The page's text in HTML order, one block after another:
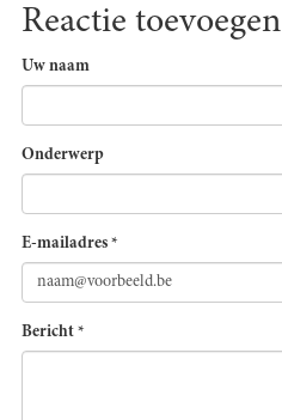
Reactie toevoegen
Uw naam
Onderwerp
E-mailadres *
Bericht *